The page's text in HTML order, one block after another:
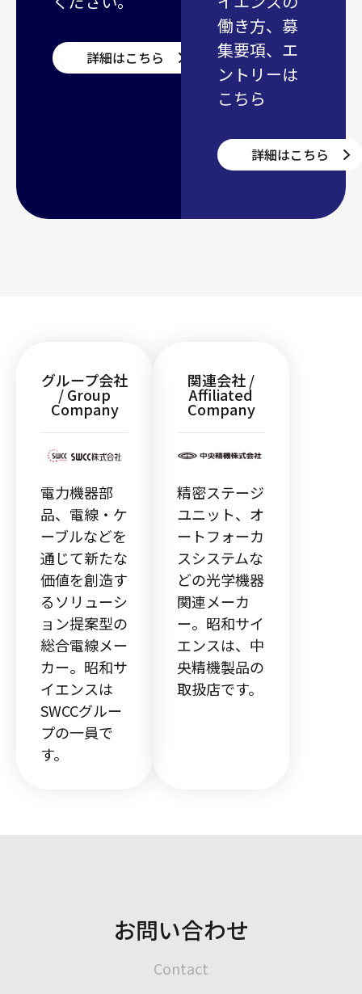
詳細はこちら
働き方、募
集要項、エ
ントリーは
こちら
詳細はこちら
グループ会社
/ Group
Company
電力機器部
品、電線・ケ
ーブルなどを
通じて新たな
価値を創造す
るソリューシ
ョン提案型の
総合電線メー
カー。昭和サ
イエンスは
SWCCグルー
プの一員で
す。
関連会社 /
Affiliated
Company
精密ステージ
ユニット、オ
ートフォーカ
スシステムな
どの光学機器
関連メーカ
ー。昭和サイ
エンスは、中
央精機製品の
取扱店です。
お問い合わせ
Contact